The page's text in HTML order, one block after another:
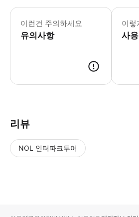
이런건 주의하세요
유의사항
• 워너
이렇
사
리뷰
NOL 인터파크투어